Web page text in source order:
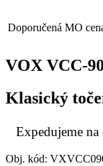
Doporučená MO
VOX VCC-
Klasický
Expedujeme
Obj. kód: